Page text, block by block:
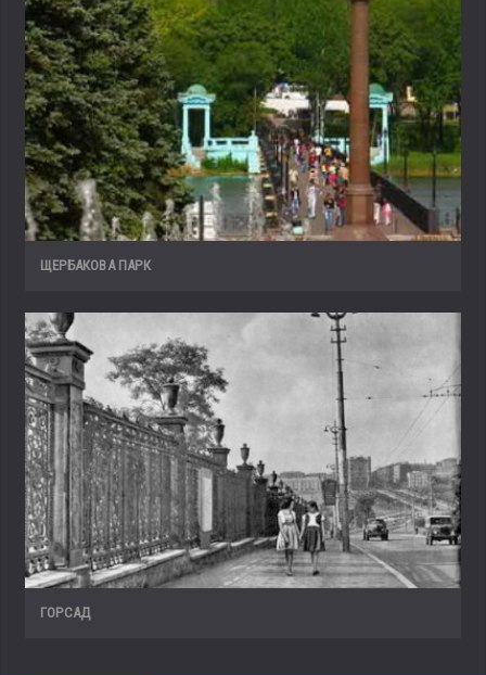
ЩЕРБАКОВА ПАРК
ГОРСАД